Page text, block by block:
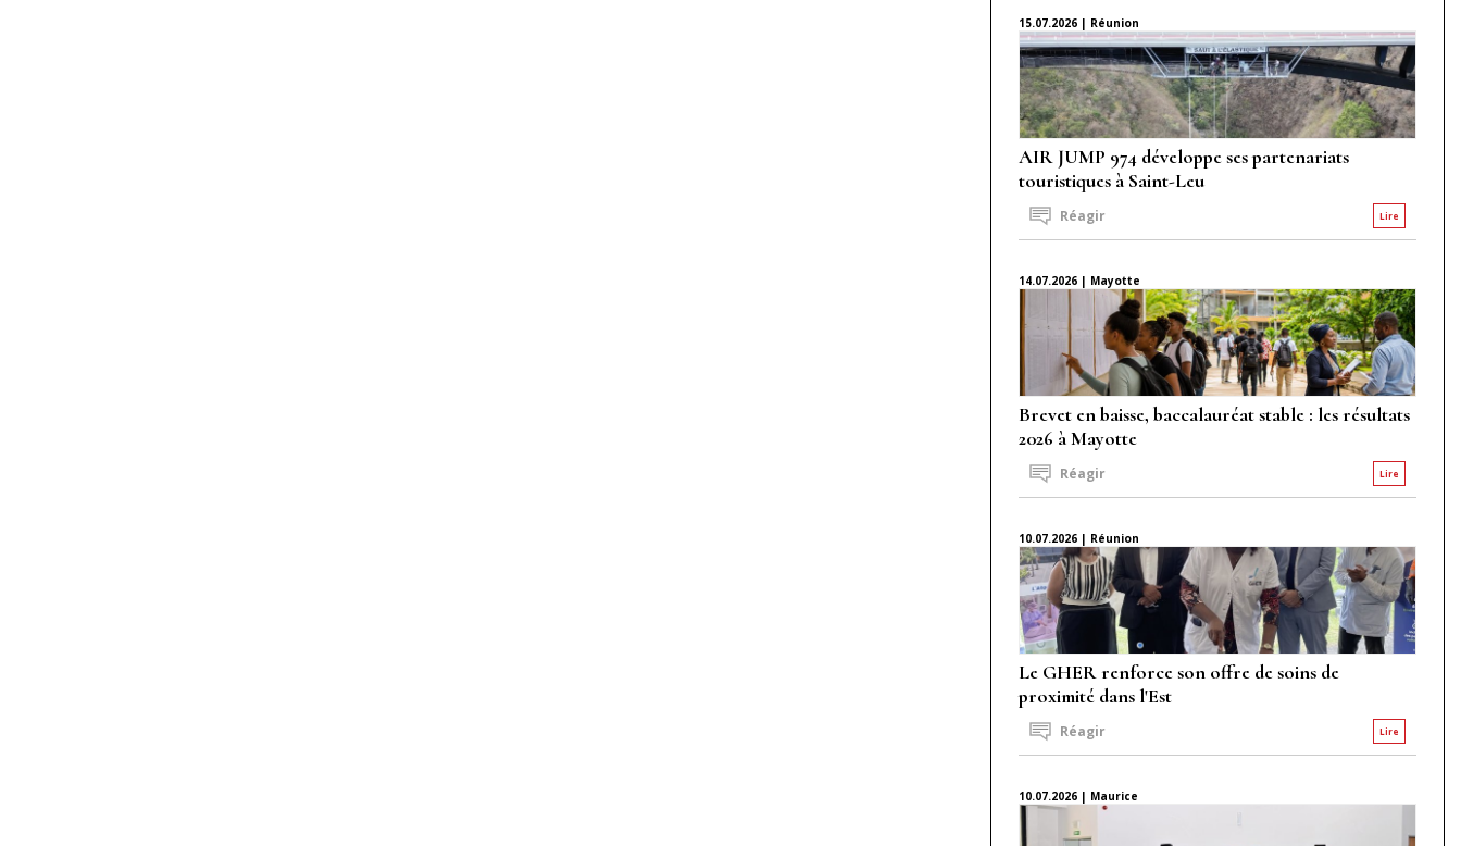
15.07.2026 | Réunion
AIR JUMP 974 développe ses partenariats
touristiques à Saint-Leu
Lire
Réagir
14.07.2026 | Mayotte
Brevet en baisse, baccalauréat stable : les résultats
2026 à Mayotte
Lire
Réagir
10.07.2026 | Réunion
Le GHER renforce son offre de soins de
proximité dans l'Est
Lire
Réagir
10.07.2026 | Maurice